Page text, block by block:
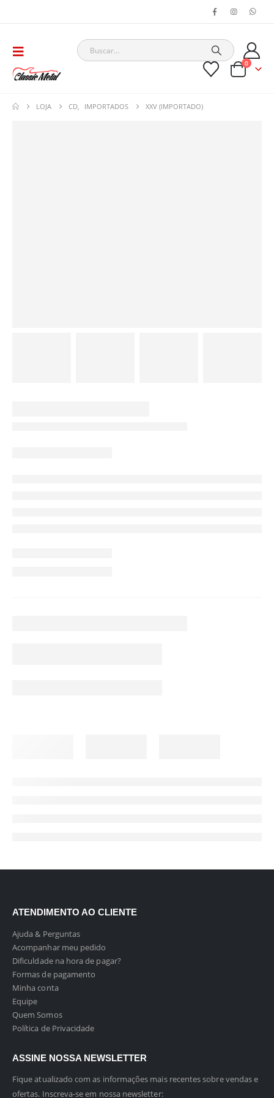
0
LOJA CD IMPORTADOS XXV (IMPORTADO)
ATENDIMENTO AO CLIENTE
Ajuda & Perguntas
Acompanhar meu pedido
Dificuldade na hora de pagar?
Formas de pagamento
Minha conta
Equipe
Quem Somos
Política de Privacidade
ASSINE NOSSA NEWSLETTER
Fique atualizado com as informações mais recentes sobre vendas e
ofertas. Inscreva-se em nossa newsletter: